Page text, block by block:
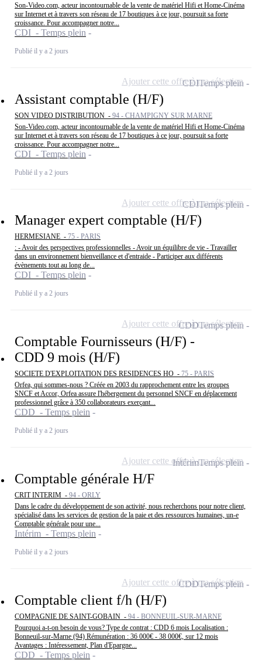
Son-Video.com, acteur incontournable de la vente de matériel Hifi et Home-Cinéma
sur Internet et à travers son réseau de 17 boutiques à ce jour, poursuit sa forte
croissance. Pour accompagner notre...
CDI - Temps plein
Publié il y a 2 jours
Assistant comptable (H/F)
SON VIDEO DISTRIBUTION - 94 - CHAMPIGNY SUR MARNE
Son-Video.com, acteur incontournable de la vente de matériel Hifi et Home-Cinéma
sur Internet et à travers son réseau de 17 boutiques à ce jour, poursuit sa forte
croissance. Pour accompagner notre...
CDI - Temps plein
Publié il y a 2 jours
CDITemps plein
Ajouter cette offre à ma sélection
Manager expert comptable (H/F)
HERMESIANE - 75 - PARIS
: - Avoir des perspectives professionnelles - Avoir un équilibre de vie - Travailler
dans un environnement bienveillance et d'entraide - Participer aux différents
évènements tout au long de...
CDI - Temps plein
Publié il y a 2 jours
CDITemps plein
Ajouter cette offre à ma sélection
Comptable Fournisseurs (H/F) -
CDD 9 mois (H/F)
SOCIETE D'EXPLOITATION DES RESIDENCES HO - 75 - PARIS
Orfea, qui sommes-nous ? Créée en 2003 du rapprochement entre les groupes
SNCF et Accor, Orfea assure l'hébergement du personnel SNCF en déplacement
professionnel grâce à 350 collaborateurs exerçant...
CDD - Temps plein
Publié il y a 2 jours
CDDTemps plein
Ajouter cette offre à ma sélection
Comptable générale H/F
CRIT INTERIM - 94 - ORLY
Dans le cadre du développement de son activité, nous recherchons pour notre client,
spécialisé dans les services de gestion de la paie et des ressources humaines, un-e
Comptable générale pour une...
Intérim - Temps plein
Publié il y a 2 jours
IntérimTemps plein
Ajouter cette offre à ma sélection
Comptable client f/h (H/F)
COMPAGNIE DE SAINT-GOBAIN - 94 - BONNEUIL-SUR-MARNE
Pourquoi a-t-on besoin de vous? Type de contrat : CDD 6 mois Localisation :
Bonneuil-sur-Marne (94) Rémunération : 36 000€ - 38 000€, sur 12 mois
Avantages : Intéressement, Plan d'Epargne...
CDD - Temps plein
CDDTemps plein
Ajouter cette offre à ma sélection